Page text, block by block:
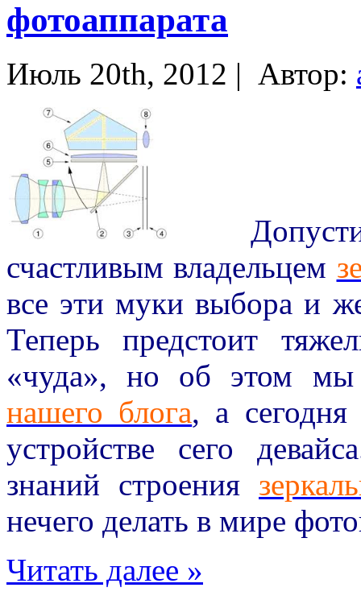
фотоаппарата
Июль 20th, 2012 | Автор:
счастливым владельцем
все эти муки выбора и
Теперь предстоит
«чуда», но об этом мы
нашего блога, а сегодня
устройстве сего
знаний строения
нечего делать в мире
Читать далее »